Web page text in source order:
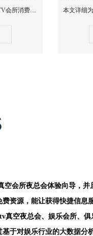
本文详细为你解答天上人间KTV会所消费价格点评，更多关于最好高端顶级高档商务KTV夜总会免费咨询1312 0333301微信同步！
会所夜总会体验向导，并
资源，能让获得快捷信息
真空夜总会、娱乐会所、
于对娱乐行业的大数据分